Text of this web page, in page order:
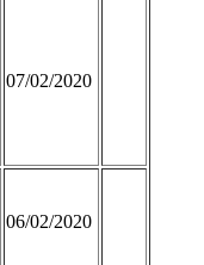
07/02/2020
06/02/2020